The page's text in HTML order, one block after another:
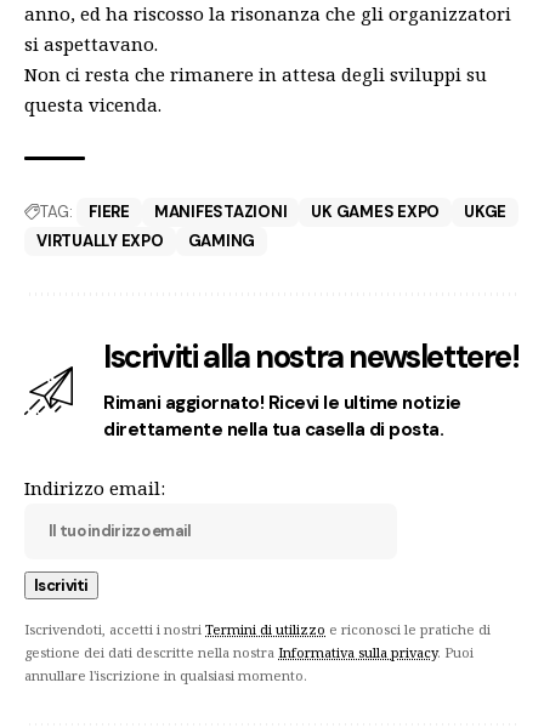
anno, ed ha riscosso la risonanza che gli organizzatori
si aspettavano.
Non ci resta che rimanere in attesa degli sviluppi su
questa vicenda.
TAG: FIERE MANIFESTAZIONI UK GAMES EXPO
UKGE
VIRTUALLY EXPO
GAMING
Iscriviti alla nostra newslettere!
Rimani aggiornato! Ricevi le ultime notizie
direttamente nella tua casella di posta.
Indirizzo email:
Iscrivendoti, accetti i nostri Termini di utilizzo e riconosci le pratiche di
gestione dei dati descritte nella nostra Informativa sulla privacy. Puoi
annullare l'iscrizione in qualsiasi momento.